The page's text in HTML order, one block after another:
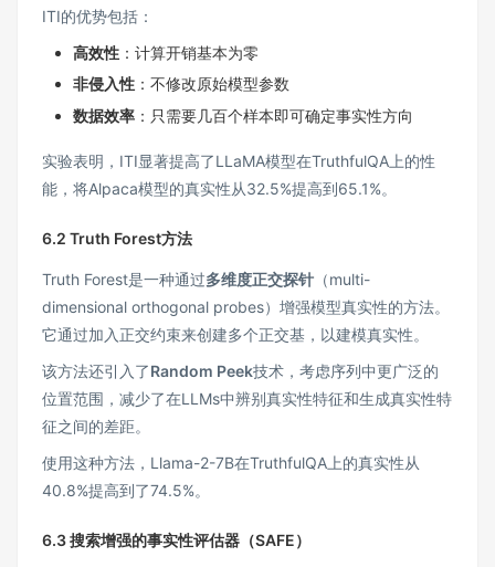
ITI的优势包括：
高效性 ：计算开销基本为零
非侵入性 ：不修改原始模型参数
数据效率 ：只需要几百个样本即可确定事实性方向
实验表明，ITI显著提高了LLaMA模型在TruthfulQA上的性
能，将Alpaca模型的真实性从32.5%提高到65.1%。
6.2 Truth Forest方法
Truth Forest是一种通过多维度正交探针 （multi-
dimensional orthogonal probes）增强模型真实性的方法。
它通过加入正交约束来创建多个正交基，以建模真实性。
该方法还引入了Random Peek技术，考虑序列中更广泛的
位置范围，减少了在LLMs中辨别真实性特征和生成真实性特
征之间的差距。
使用这种方法，Llama-2-7B在TruthfulQA上的真实性从
40.8%提高到了74.5%。
6.3 搜索增强的事实性评估器（SAFE）